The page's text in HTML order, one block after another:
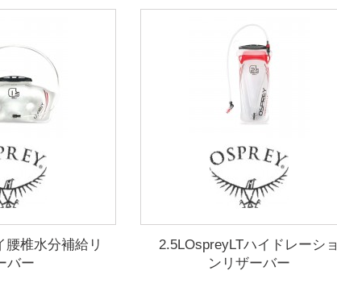
腰椎水分補給リ
バー
2.5LOspreyLTハイドレーショ
ンリザーバー